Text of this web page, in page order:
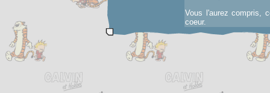
Vous l'aurez compris,
coeur.